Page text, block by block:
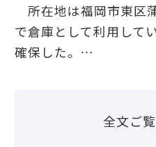
所在地は福岡市東区
で倉庫として利用して
確保した。…
全文ご